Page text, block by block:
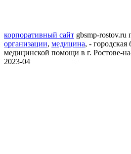
корпоративный сайт gbsmp-rostov.ru
организации, медицина, - городская
медицинской помощи в г. Ростове-
2023-04